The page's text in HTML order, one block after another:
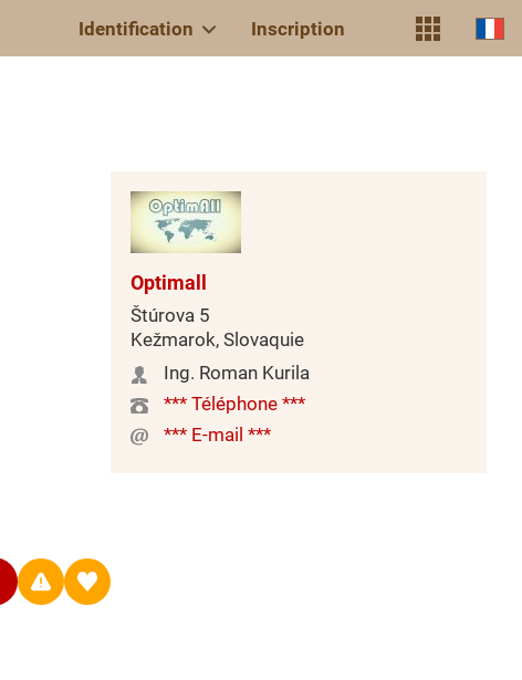
Identification Inscription
Optimall
Štúrova 5
Kežmarok, Slovaquie
Ing. Roman Kurila
*** Téléphone ***
*** E-mail ***